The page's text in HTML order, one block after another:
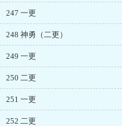
247 一更
248 神勇（二更）
249 一更
250 二更
251 一更
252 二更